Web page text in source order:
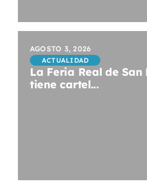
AGOSTO 3, 2026
ACTUALIDAD
La Feria Real de San
tiene cartel...